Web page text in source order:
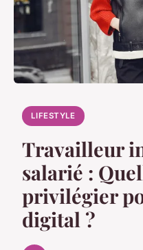
LIFESTYLE
Travailleur
salarié :
privilégier
digital ?